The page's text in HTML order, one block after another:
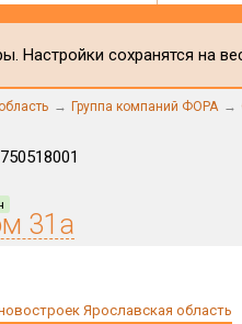
Настройки сохранятся на
Группа компаний ФОРА
31а
Ярославская область